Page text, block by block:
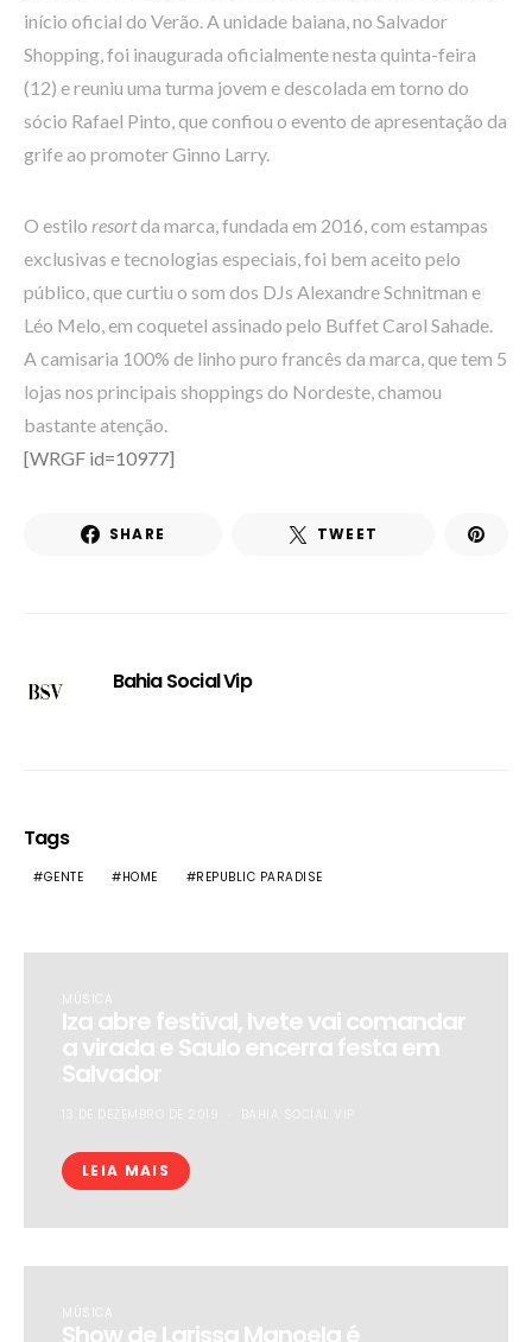
início oficial do Verão. A unidade baiana, no Salvador
Shopping, foi inaugurada oficialmente nesta quinta-feira
(12) e reuniu uma turma jovem e descolada em torno do
sócio Rafael Pinto, que confiou o evento de apresentação da
grife ao promoter Ginno Larry.
O estilo resortda marca, fundada em 2016, com estampas
exclusivas e tecnologias especiais, foi bem aceito pelo
público, que curtiu o som dos DJs Alexandre Schnitman e
Léo Melo, em coquetel assinado pelo Buffet Carol Sahade.
A camisaria 100% de linho puro francês da marca, que tem 5
lojas nos principais shoppings do Nordeste, chamou
bastante atenção.
[WRGF id=10977]
SHARE TWEET
Bahia Social Vip
Tags
GENTE HOME REPUBLIC PARADISE
MÚSICA
Iza abre festival, Ivete vai comandar
a virada e Saulo encerra festa em
Salvador
LEIA MAIS
MÚSICA
Show de Larissa Manoela é